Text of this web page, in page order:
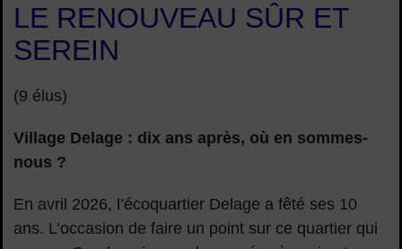
LE RENOUVEAU SÛR ET
SEREIN
(9 élus)
Village Delage : dix ans après, où en sommes-
nous ?
En avril 2026, l’écoquartier Delage a fêté ses 10
ans. L’occasion de faire un point sur ce quartier qui